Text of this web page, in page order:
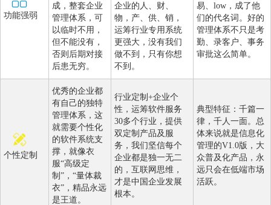
功能强弱
成，整套企业
管理体系，可
以临时不用，
但不能没有，
否则后期对接
后患无穷。
企业的人、财、
物，产、供、销，
运筹行业专用系统
更强大，没有我们
做不到，只有你想
不到。
易、low，成了他
们的代名词。好的
管理体系不只是考
勤、录客户、事务
审批这么简单。
个性定制
优秀的企业都
有自己的独特
管理体系，这
就需要个性化
的软件系统支
撑，就像衣
服“高级定
制”，“量体裁
衣”，精品永远
是王道。
行业定制+企业个
性，运筹软件服务
30多个行业，提供
双定制产品及服
务，我们坚信每个
企业都是独一无二
的，互联网思维，
才是中国企业发展
根本。
典型特征：千篇一
律，千人一面。总
体来说就是信息化
管理的V1.0版，大
众普及化产品，永
远只会在低端市场
活跃。